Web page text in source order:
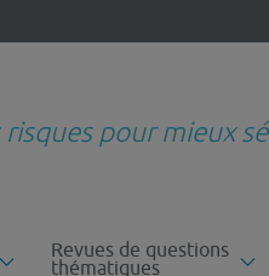
pour mieux
Revues de questions
thématiques